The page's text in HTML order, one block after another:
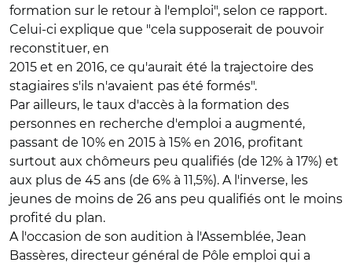
formation sur le retour à l'emploi", selon ce rapport.
Celui-ci explique que "cela supposerait de pouvoir
reconstituer, en
2015 et en 2016, ce qu'aurait été la trajectoire des
stagiaires s'ils n'avaient pas été formés".
Par ailleurs, le taux d'accès à la formation des
personnes en recherche d'emploi a augmenté,
passant de 10% en 2015 à 15% en 2016, profitant
surtout aux chômeurs peu qualifiés (de 12% à 17%) et
aux plus de 45 ans (de 6% à 11,5%). A l'inverse, les
jeunes de moins de 26 ans peu qualifiés ont le moins
profité du plan.
A l'occasion de son audition à l'Assemblée, Jean
Bassères, directeur général de Pôle emploi qui a